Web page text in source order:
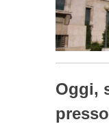
Oggi,